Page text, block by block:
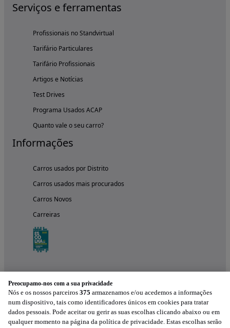
Serviços e ferramentas
Profissionais no Standvirtual
Tarifário Particulares
Tarifário Profissionais
Artigos e Notícias
Test Drives
Programa Usados ACAP
Quanto vale o seu carro?
Informações
Carros usados por Distrito
Carros usados mais procurados
Carros Novos
Carreiras
Experimenta a aplicação
Preocupamo-nos com a sua privacidade
Nós e os nossos parceiros 375 armazenamos e/ou acedemos a informações
num dispositivo, tais como identificadores únicos em cookies para tratar
dados pessoais. Pode aceitar ou gerir as suas escolhas clicando abaixo ou em
qualquer momento na página da política de privacidade. Estas escolhas serão